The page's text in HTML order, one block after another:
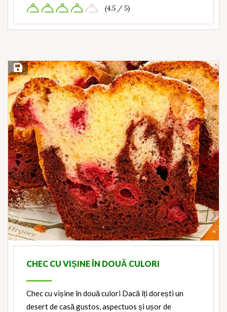
(4.5 / 5)
Save Recipe
CHEC CU VIȘINE ÎN DOUĂ CULORI
Chec cu vișine în două culori Dacă îți dorești un
desert de casă gustos, aspectuos și ușor de